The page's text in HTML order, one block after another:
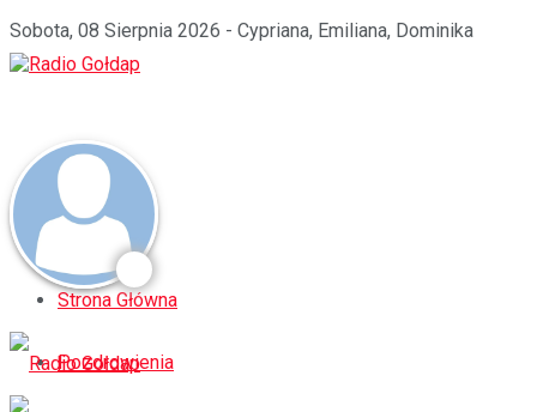
Sobota, 08 Sierpnia 2026 - Cypriana, Emiliana, Dominika
Strona Główna
Pozdrowienia